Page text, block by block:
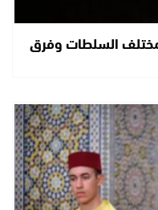
السلطات وفرق